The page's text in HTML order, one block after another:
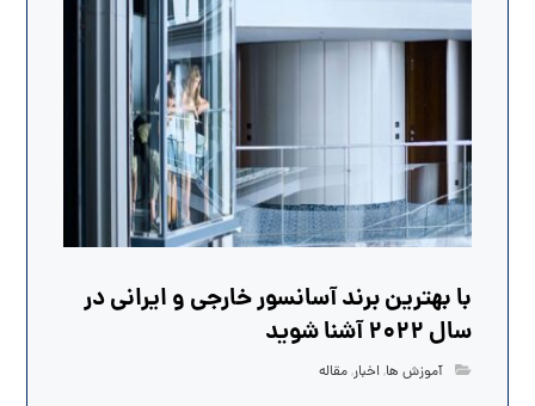
با بهترین برند آسانسور خارجی و ایرانی در
سال 2022 آشنا شوید
آموزش ها,اخبار,مقاله